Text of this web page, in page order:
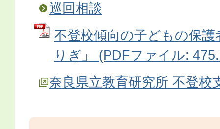
巡回相談
不登校傾向の子どもの保
りぎ」 (PDFファイル:
奈良県立教育研究所 不登校